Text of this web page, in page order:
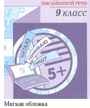
Мягкая обложка